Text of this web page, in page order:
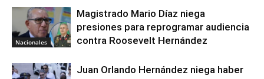
Nacionales
Magistrado Mario Díaz niega
presiones para reprogramar audiencia
contra Roosevelt Hernández
Juan Orlando Hernández niega haber